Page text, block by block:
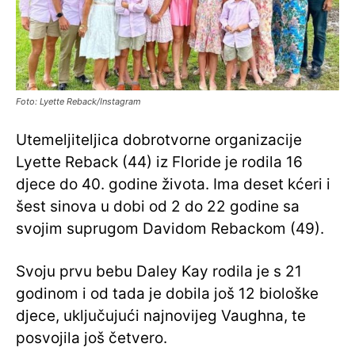
Foto: Lyette Reback/Instagram
Utemeljiteljica dobrotvorne organizacije
Lyette Reback (44) iz Floride je rodila 16
djece do 40. godine života. Ima deset kćeri i
šest sinova u dobi od 2 do 22 godine sa
svojim suprugom Davidom Rebackom (49).
Svoju prvu bebu Daley Kay rodila je s 21
godinom i od tada je dobila još 12 biološke
djece, uključujući najnovijeg Vaughna, te
posvojila još četvero.